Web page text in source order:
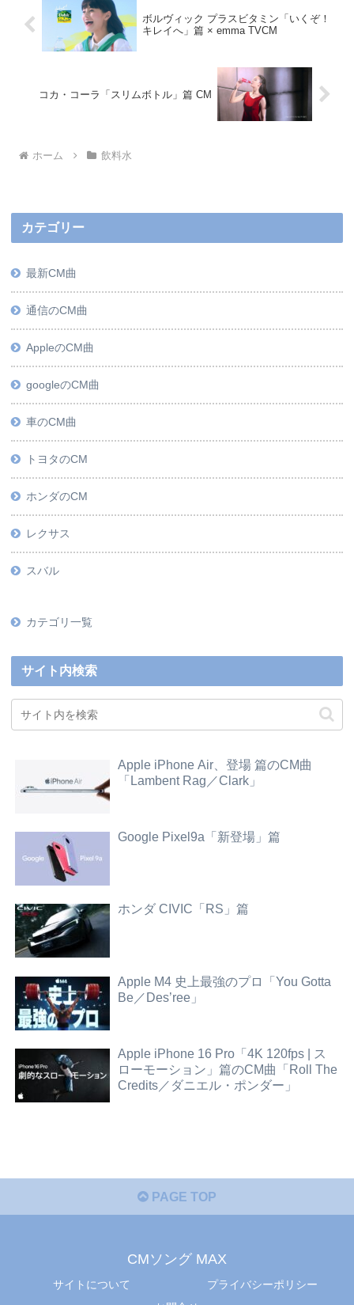
ボルヴィック プラスビタミン「いくぞ！
キレイへ」篇 × emma TVCM
コカ・コーラ「スリムボトル」篇 CM
ホーム 飲料水
カテゴリー
最新CM曲
通信のCM曲
AppleのCM曲
googleのCM曲
車のCM曲
トヨタのCM
ホンダのCM
レクサス
スバル
カテゴリ一覧
サイト内検索
Apple iPhone Air、登場 篇のCM曲
「Lambent Rag／Clark」
Google Pixel9a「新登場」篇
ホンダ CIVIC「RS」篇
Apple M4 史上最強のプロ「You Gotta
Be／Des’ree」
Apple iPhone 16 Pro「4K 120fps | ス
ローモーション」篇のCM曲「Roll The
Credits／ダニエル・ポンダー」
PAGE TOP
CMソング MAX
サイトについて
プライバシーポリシー